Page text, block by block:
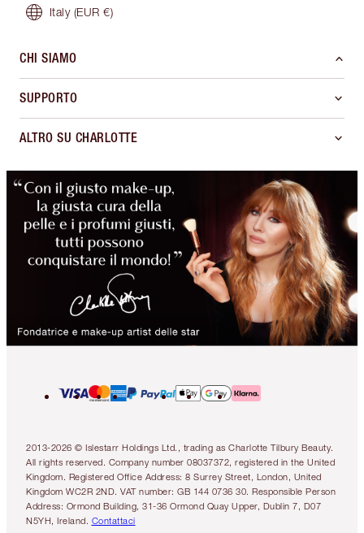
Italy (EUR €)
CHI SIAMO
SUPPORTO
ALTRO SU CHARLOTTE
2013-2026 © Islestarr Holdings Ltd., trading as Charlotte Tilbury Beauty.
All rights reserved. Company number 08037372, registered in the United
Kingdom. Registered Office Address: 8 Surrey Street, London, United
Kingdom WC2R 2ND. VAT number: GB 144 0736 30. Responsible Person
Address: Ormond Building, 31-36 Ormond Quay Upper, Dublin 7, D07
N5YH, Ireland. Contattaci